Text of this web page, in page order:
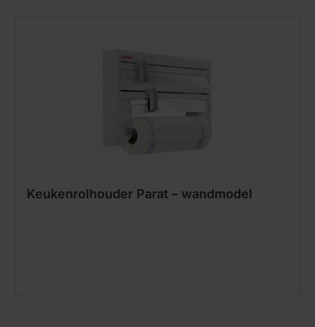
Keukenrolhouder Parat – wandmodel